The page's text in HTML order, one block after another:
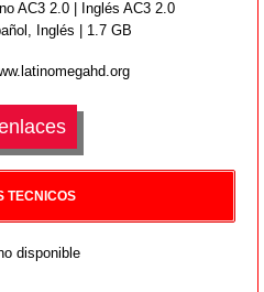
AC3 2.0 | Inglés AC3 2.0
Inglés | 1.7 GB
TECNICOS
disponible